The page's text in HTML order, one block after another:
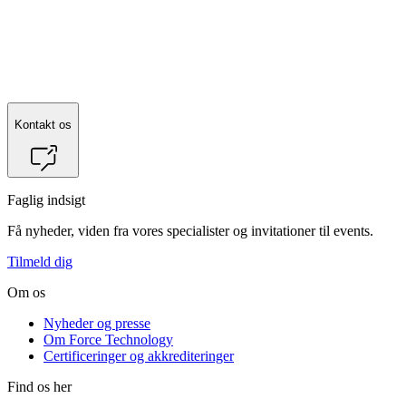
Kontakt os
Faglig indsigt
Få nyheder, viden fra vores specialister og invitationer til events.
Tilmeld dig
Om os
Nyheder og presse
Om Force Technology
Certificeringer og akkrediteringer
Find os her